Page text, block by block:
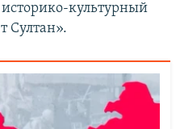
культурный
Султан».